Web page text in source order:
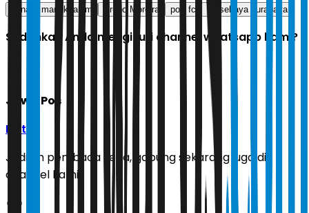
asnawi mangkualam Bruno Moreira port fc persebaya surabaya
Sudahkah Anda mengikuti channel whatsapp kami?
Jawa Pos
Ikuti
Jadilah pembaca setia, gabung sekarang juga di
channel kami!